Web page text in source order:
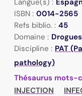
ISBN : 0014-2565
Refs biblio. : 45
Domaine :
Discipline : PAT
pathology)
Thésaurus mots-
INJECTION